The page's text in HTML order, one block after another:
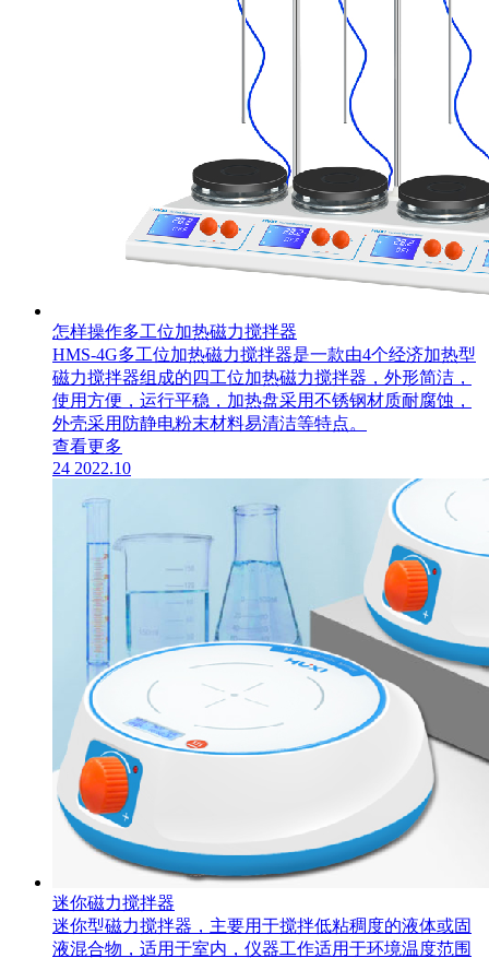
怎样操作多工位加热磁力搅拌器
​HMS-4G多工位加热磁力搅拌器是一款由4个经济加热型
磁力搅拌器组成的四工位加热磁力搅拌器，外形简洁，
使用方便，运行平稳，加热盘采用不锈钢材质耐腐蚀，
外壳采用防静电粉末材料易清洁等特点。
查看更多
24 2022.10
迷你磁力搅拌器
​迷你型磁力搅拌器，主要用于搅拌低粘稠度的液体或固
液混合物，适用于室内，仪器工作适用于环境温度范围